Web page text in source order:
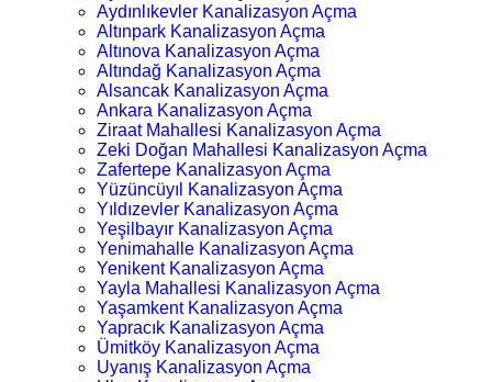
Aydınlıkevler Kanalizasyon Açma
Altınpark Kanalizasyon Açma
Altınova Kanalizasyon Açma
Altındağ Kanalizasyon Açma
Alsancak Kanalizasyon Açma
Ankara Kanalizasyon Açma
Ziraat Mahallesi Kanalizasyon Açma
Zeki Doğan Mahallesi Kanalizasyon Açma
Zafertepe Kanalizasyon Açma
Yüzüncüyıl Kanalizasyon Açma
Yıldızevler Kanalizasyon Açma
Yeşilbayır Kanalizasyon Açma
Yenimahalle Kanalizasyon Açma
Yenikent Kanalizasyon Açma
Yayla Mahallesi Kanalizasyon Açma
Yaşamkent Kanalizasyon Açma
Yapracık Kanalizasyon Açma
Ümitköy Kanalizasyon Açma
Uyanış Kanalizasyon Açma